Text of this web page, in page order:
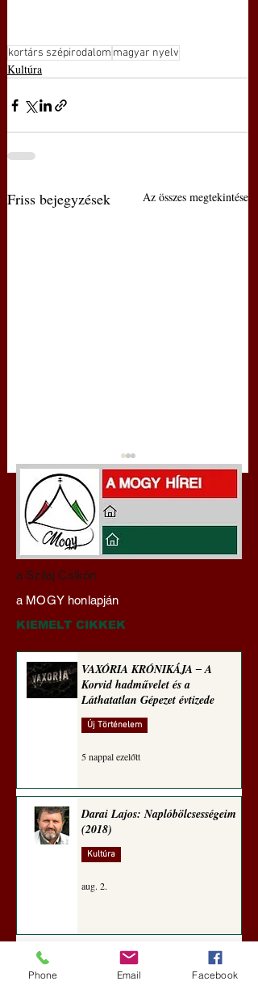
kortárs szépirodalom magyar nyelv
Kultúra
Friss bejegyzések Az összes megtekintése
Darai Lajos:
Naplóbölcsességeim
(2026)
a Szilaj Csikón
a MOGY honlapján
KIEMELT CIKKEK
VAXÓRIA KRÓNIKÁJA ‒ A
Korvid hadművelet és a
Láthatatlan Gépezet évtizede
Új Történelem
5 nappal ezelőtt
Darai Lajos: Naplóbölcsességeim
(2018)
Kultúra
aug. 2.
A Rothschildok és a Pentagon
bizalmas feljegyzése: „Hét ország
Phone Email Facebook